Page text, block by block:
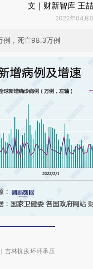
文｜财新智库 王
2022年04月
例，死亡98.3万例
吉林抗疫环环承压